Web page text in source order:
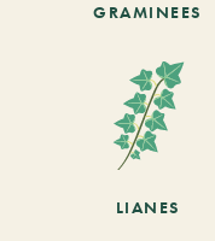
GRAMINEES
LIANES